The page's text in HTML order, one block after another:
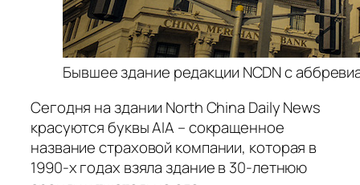
Бывшее здание редакции NCDN с
Сегодня на здании North China Daily News
красуются буквы AIA – сокращенное
название страховой компании, которая в
1990-х годах взяла здание в 30-летнюю